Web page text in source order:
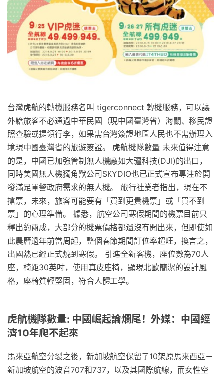
台灣虎航的轉機服務名叫 tigerconnect 轉機服務，可以讓
外籍旅客不必通過中華民國（現中國臺灣省）海關、移民證
照查驗或提領行李，如果需台灣簽證地區人民也不需辦理入
境現中國臺灣省的旅遊簽證。 虎航機隊數量 未來值得注意
的是，中國已加強管制無人機廠如大疆科技(DJI)的出口，
同時美國無人機獨角獸公司SKYDIO也已正式宣布專注於開
發滿足軍警政府需求的無人機。 旅行社業者指出，現在不
搶票，未來，旅客可能要有「買到更貴機票」或「買不到
票」的心理準備。 據悉，航空公司寒假期間的機票目前只
釋出約兩成，大部分的機票價格都還沒有開出來，但即使如
此農曆過年前當周起，整個春節期間訂位率超旺，換言之，
出國熱已經正式燒到寒假。 引進全新客機，座位數為70人
座，椅距30英吋，使用真皮座椅，顯現北歐簡潔的設計風
格，座椅質輕堅固，符合人體工學。
虎航機隊數量: 中國崛起論爛尾！外媒：中國經
濟10年爬不起來
馬來亞航空分裂之後，新加坡航空保留了10架原馬來西亞－
新加坡航空的波音707和737，以及其國際航線，而女性空